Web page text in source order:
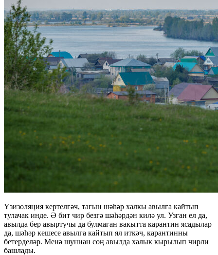
Үзизоляция кертелгәч, тагын шәһәр халкы авылга кайтып
тулачак инде. Ә бит чир безгә шәһәрдән килә ул. Узган ел да,
авылда бер авыртучы да булмаган вакытта карантин ясадылар
да, шәһәр кешесе авылга кайтып ял иткәч, карантинны
бетерделәр. Менә шуннан соң авылда халык кырылып чирли
башлады.